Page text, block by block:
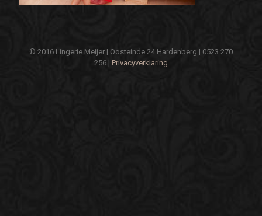
© 2016 Lingerie Meijer | Oosteinde 24 Hardenberg | 0523 270
256 | Privacyverklaring